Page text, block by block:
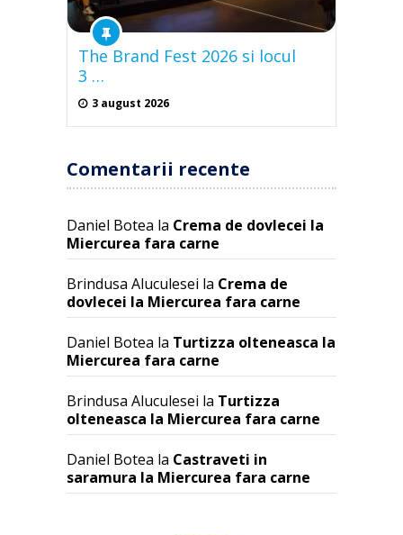
The Brand Fest 2026 si locul
3 …
3 august 2026
Comentarii recente
Daniel Botea la Crema de dovlecei la
Miercurea fara carne
Brindusa Aluculesei la Crema de
dovlecei la Miercurea fara carne
Daniel Botea la Turtizza olteneasca la
Miercurea fara carne
Brindusa Aluculesei la Turtizza
olteneasca la Miercurea fara carne
Daniel Botea la Castraveti in
saramura la Miercurea fara carne